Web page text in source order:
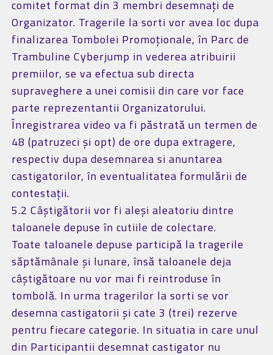
comitet format din 3 membri desemnați de
Organizator. Tragerile la sorti vor avea loc dupa
finalizarea Tombolei Promoționale, în Parc de
Trambuline Cyberjump in vederea atribuirii
premiilor, se va efectua sub directa
supraveghere a unei comisii din care vor face
parte reprezentantii Organizatorului.
Înregistrarea video va fi păstrată un termen de
48 (patruzeci și opt) de ore dupa extragere,
respectiv dupa desemnarea si anuntarea
castigatorilor, în eventualitatea formulării de
contestații.
5.2 Câștigătorii vor fi aleși aleatoriu dintre
taloanele depuse în cutiile de colectare.
Toate taloanele depuse participă la tragerile
săptămânale și lunare, însă taloanele deja
câștigătoare nu vor mai fi reintroduse în
tombolă. In urma tragerilor la sorti se vor
desemna castigatorii și cate 3 (trei) rezerve
pentru fiecare categorie. In situatia in care unul
din Participantii desemnat castigator nu